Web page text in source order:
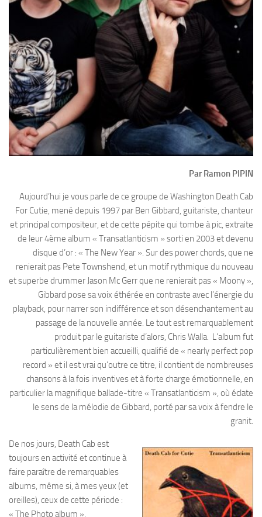
Par Ramon PIPIN
Aujourd’hui je vous parle de ce groupe de Washington Death Cab
For Cutie, mené depuis 1997 par Ben Gibbard, guitariste, chanteur
et principal compositeur, et de cette pépite qui tombe à pic, extraite
de leur 4ème album « Transatlanticism » sorti en 2003 et devenu
disque d’or : « The New Year ». Sur des power chords, que ne
renierait pas Pete Townshend, et un motif rythmique du nouveau
et superbe drummer Jason Mc Gerr que ne renierait pas « Moony »,
Gibbard pose sa voix éthérée en contraste avec l’énergie du
playback, pour narrer son indifférence et son désenchantement au
passage de la nouvelle année. Le tout est remarquablement
produit par le guitariste d’alors, Chris Walla. L’album fut
particulièrement bien accueilli, qualifié de « nearly perfect pop
record » et il est vrai qu’outre ce titre, il contient de nombreuses
chansons à la fois inventives et à forte charge émotionnelle, en
particulier la magnifique ballade-titre « Transatlanticism », où éclate
le sens de la mélodie de Gibbard, porté par sa voix à fendre le
granit.
De nos jours, Death Cab est
toujours en activité et continue à
faire paraître de remarquables
albums, même si, à mes yeux (et
oreilles), ceux de cette période :
« The Photo album »,